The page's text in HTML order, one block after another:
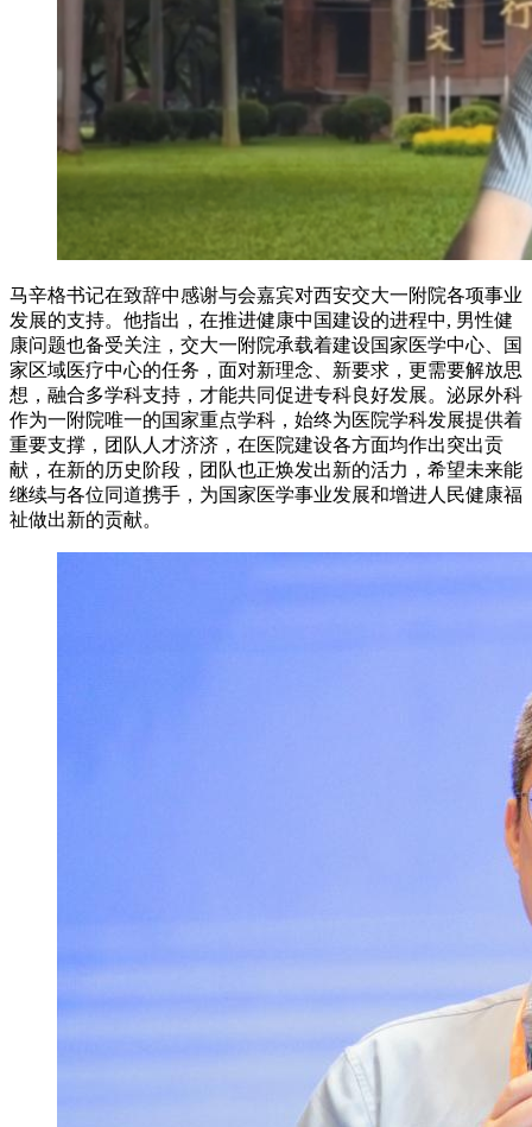
马辛格书记在致辞中感谢与会嘉宾对西安交大一附院各项事业
发展的支持。他指出，在推进健康中国建设的进程中, 男性健
康问题也备受关注，交大一附院承载着建设国家医学中心、国
家区域医疗中心的任务，面对新理念、新要求，更需要解放思
想，融合多学科支持，才能共同促进专科良好发展。泌尿外科
作为一附院唯一的国家重点学科，始终为医院学科发展提供着
重要支撑，团队人才济济，在医院建设各方面均作出突出贡
献，在新的历史阶段，团队也正焕发出新的活力，希望未来能
继续与各位同道携手，为国家医学事业发展和增进人民健康福
祉做出新的贡献。